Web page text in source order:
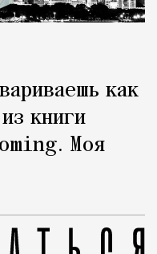
как
книги
Моя